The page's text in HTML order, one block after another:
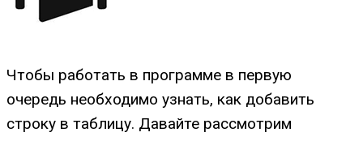
Чтобы работать в программе в первую
очередь необходимо узнать, как добавить
строку в таблицу. Давайте рассмотрим